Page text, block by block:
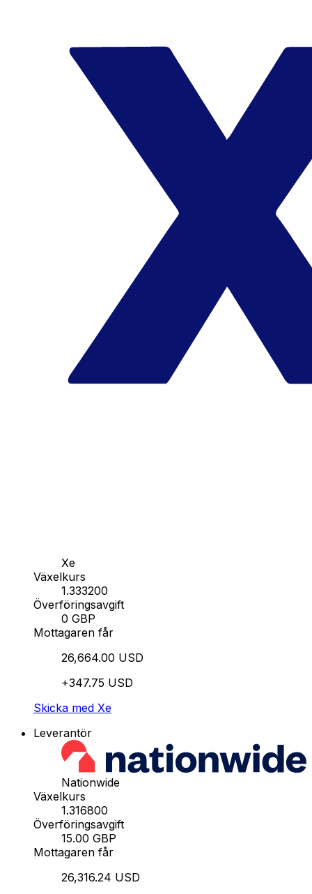
Xe
Växelkurs
1.333200
Överföringsavgift
0 GBP
Mottagaren får
26,664.00 USD
+347.75 USD
Skicka med Xe
Leverantör
Nationwide
Växelkurs
1.316800
Överföringsavgift
15.00 GBP
Mottagaren får
26,316.24 USD